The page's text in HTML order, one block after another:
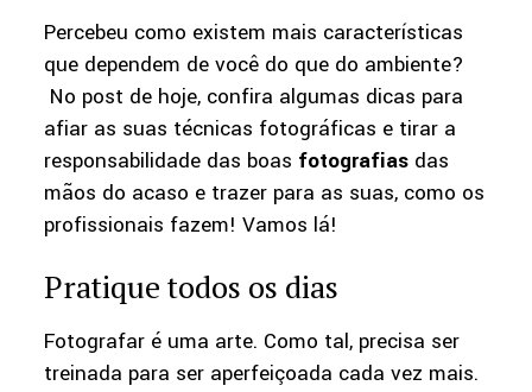
Percebeu como existem mais características
que dependem de você do que do ambiente?
No post de hoje, confira algumas dicas para
afiar as suas técnicas fotográficas e tirar a
responsabilidade das boas fotografiasdas
mãos do acaso e trazer para as suas, como os
profissionais fazem! Vamos lá!
Pratique todos os dias
Fotografar é uma arte. Como tal, precisa ser
treinada para ser aperfeiçoada cada vez mais.